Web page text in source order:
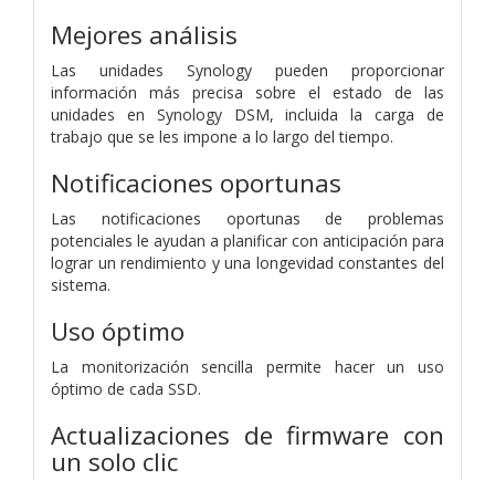
Mejores análisis
Las unidades Synology pueden proporcionar
información más precisa sobre el estado de las
unidades en Synology DSM, incluida la carga de
trabajo que se les impone a lo largo del tiempo.
Notificaciones oportunas
Las notificaciones oportunas de problemas
potenciales le ayudan a planificar con anticipación para
lograr un rendimiento y una longevidad constantes del
sistema.
Uso óptimo
La monitorización sencilla permite hacer un uso
óptimo de cada SSD.
Actualizaciones de firmware con
un solo clic